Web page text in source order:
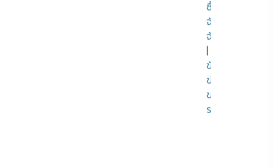
ซื้อ
จัด
จ้าง
|
ข้อมูล
ข่าวสาร
ของ
ราชการ